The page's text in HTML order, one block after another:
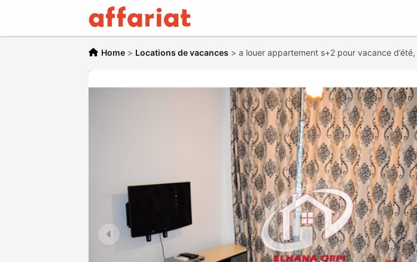
Home > Locations de vacances > a louer appartement s+2 pour vacance d’été,